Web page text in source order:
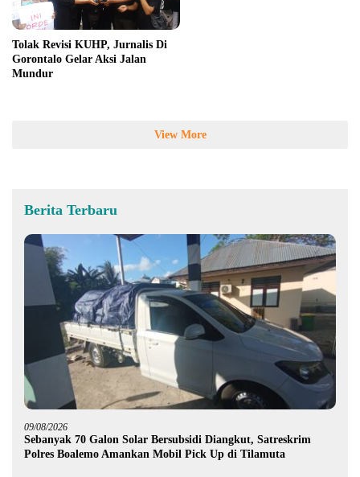
Tolak Revisi KUHP, Jurnalis Di
Gorontalo Gelar Aksi Jalan
Mundur
View More
Berita Terbaru
09/08/2026
Sebanyak 70 Galon Solar Bersubsidi Diangkut, Satreskrim
Polres Boalemo Amankan Mobil Pick Up di Tilamuta